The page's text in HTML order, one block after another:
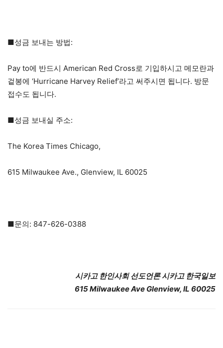
■성금 보내는 방법:
Pay to에 반드시 American Red Cross로 기입하시고 메모란과
겉봉에 ‘Hurricane Harvey Relief’라고 써주시면 됩니다. 방문
접수도 됩니다.
■성금 보내실 주소:
The Korea Times Chicago,
615 Milwaukee Ave., Glenview, IL 60025
■문의: 847-626-0388
시카고 한인사회 선도언론 시카고 한국일보
615 Milwaukee Ave Glenview, IL 60025